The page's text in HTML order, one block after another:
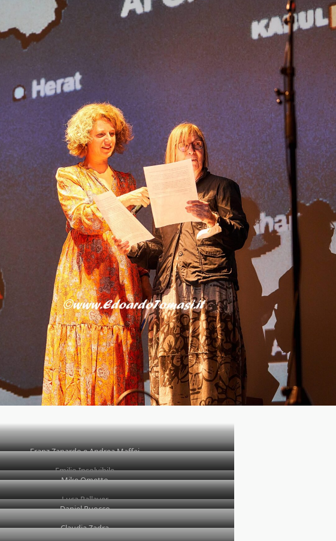
Franz Zanardo e Andrea Maffei
Emilio Insolvibile
Mike Ometto
Luca Pallaver
Daniel Ruocco
Claudia Zadra